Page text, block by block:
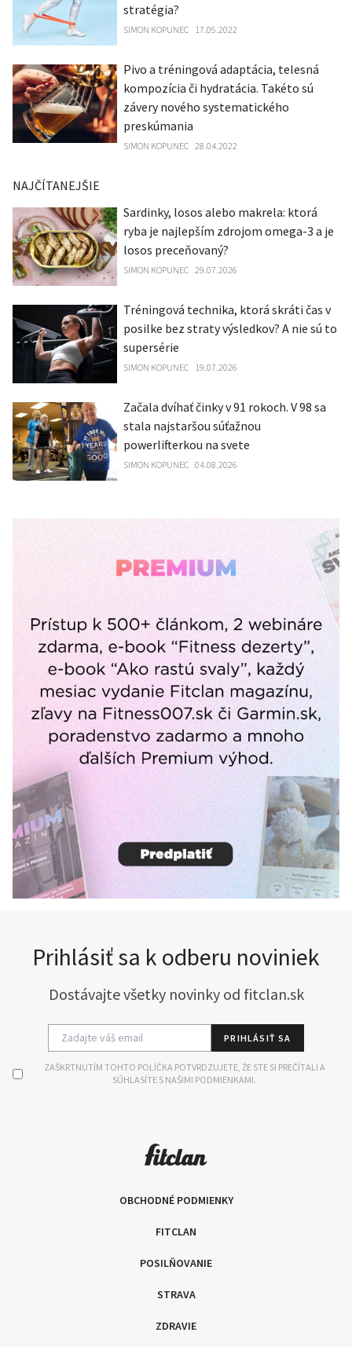
stratégia?
SIMON KOPUNEC 17.05.2022
Pivo a tréningová adaptácia, telesná
kompozícia či hydratácia. Takéto sú
závery nového systematického
preskúmania
SIMON KOPUNEC 28.04.2022
NAJČÍTANEJŠIE
Sardinky, losos alebo makrela: ktorá
ryba je najlepším zdrojom omega-3 a je
losos preceňovaný?
SIMON KOPUNEC 29.07.2026
Tréningová technika, ktorá skráti čas v
posilke bez straty výsledkov? A nie sú to
supersérie
SIMON KOPUNEC 19.07.2026
Začala dvíhať činky v 91 rokoch. V 98 sa
stala najstaršou súťažnou
powerlifterkou na svete
SIMON KOPUNEC 04.08.2026
Prihlásiť sa k odberu noviniek
Dostávajte všetky novinky od fitclan.sk
PRIHLÁSIŤ SA
ZAŠKRTNUTÍM TOHTO POLÍČKA POTVRDZUJETE, ŽE STE SI PREČÍTALI A
SÚHLASÍTE S NAŠIMI PODMIENKAMI.
OBCHODNÉ PODMIENKY
FITCLAN
POSILŇOVANIE
STRAVA
ZDRAVIE